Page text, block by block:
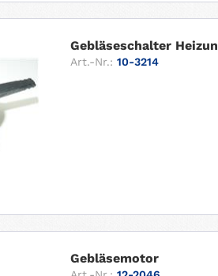
Gebläseschalter
Art.-Nr.: 10-3214
Gebläsemotor